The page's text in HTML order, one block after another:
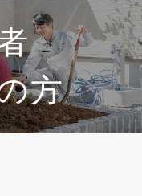
方